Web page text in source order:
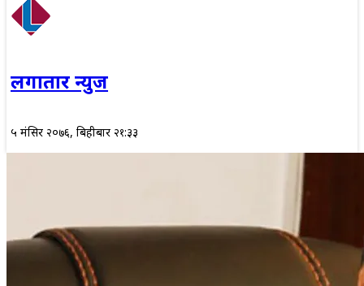
लगातार न्युज
५ मंसिर २०७६, बिहीबार २१:३३